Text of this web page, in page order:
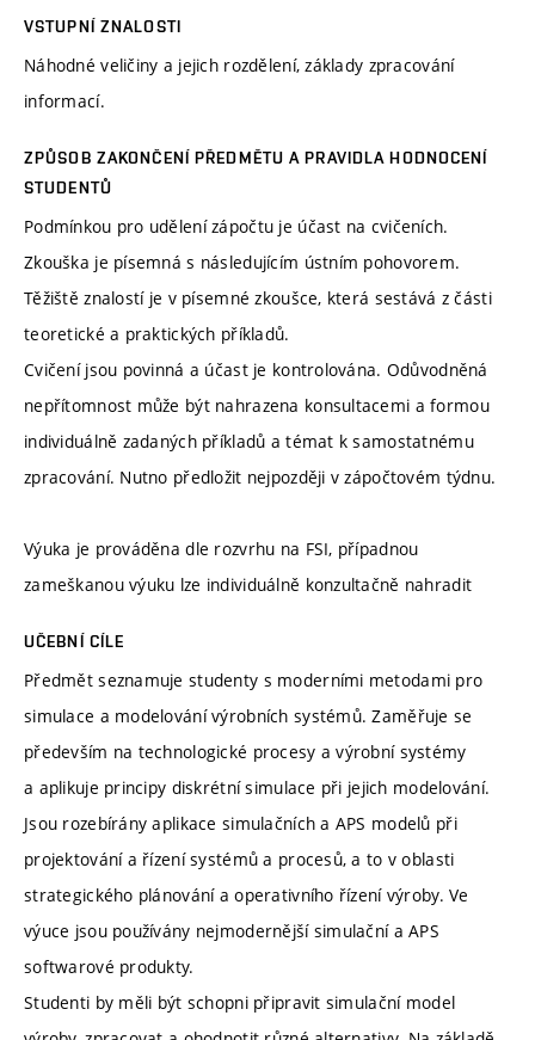
VSTUPNÍ ZNALOSTI
Náhodné veličiny a jejich rozdělení, základy zpracování
informací.
ZPŮSOB ZAKONČENÍ PŘEDMĚTU A PRAVIDLA HODNOCENÍ
STUDENTŮ
Podmínkou pro udělení zápočtu je účast na cvičeních.
Zkouška je písemná s následujícím ústním pohovorem.
Těžiště znalostí je v písemné zkoušce, která sestává z části
teoretické a praktických příkladů.
Cvičení jsou povinná a účast je kontrolována. Odůvodněná
nepřítomnost může být nahrazena konsultacemi a formou
individuálně zadaných příkladů a témat k samostatnému
zpracování. Nutno předložit nejpozději v zápočtovém týdnu.
Výuka je prováděna dle rozvrhu na FSI, případnou
zameškanou výuku lze individuálně konzultačně nahradit
UČEBNÍ CÍLE
Předmět seznamuje studenty s moderními metodami pro
simulace a modelování výrobních systémů. Zaměřuje se
především na technologické procesy a výrobní systémy
a aplikuje principy diskrétní simulace při jejich modelování.
Jsou rozebírány aplikace simulačních a APS modelů při
projektování a řízení systémů a procesů, a to v oblasti
strategického plánování a operativního řízení výroby. Ve
výuce jsou používány nejmodernější simulační a APS
softwarové produkty.
Studenti by měli být schopni připravit simulační model